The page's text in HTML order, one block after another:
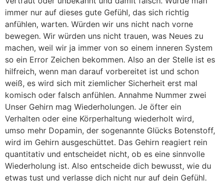
immer nur auf dieses gute Gefühl, das sich richtig
anfühlen, warten. Würden wir uns nicht nach vorne
bewegen. Wir würden uns nicht trauen, was Neues zu
machen, weil wir ja immer von so einem inneren System
so ein Error Zeichen bekommen. Also an der Stelle ist es
hilfreich, wenn man darauf vorbereitet ist und schon
weiß, es wird sich mit ziemlicher Sicherheit erst mal
komisch oder falsch anfühlen. Annahme Nummer zwei
Unser Gehirn mag Wiederholungen. Je öfter ein
Verhalten oder eine Körperhaltung wiederholt wird,
umso mehr Dopamin, der sogenannte Glücks Botenstoff,
wird im Gehirn ausgeschüttet. Das Gehirn reagiert rein
quantitativ und entscheidet nicht, ob es eine sinnvolle
Wiederholung ist. Also entscheide dich bewusst, wie du
etwas tust und verlasse dich nicht nur auf dein Gefühl.